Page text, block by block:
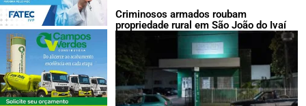
Criminosos armados roubam
propriedade rural em São João do Ivaí